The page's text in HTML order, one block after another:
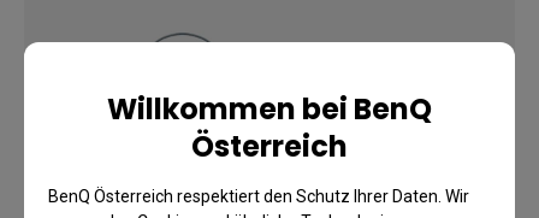
Willkommen bei BenQ
Österreich
BenQ Österreich respektiert den Schutz Ihrer Daten. Wir